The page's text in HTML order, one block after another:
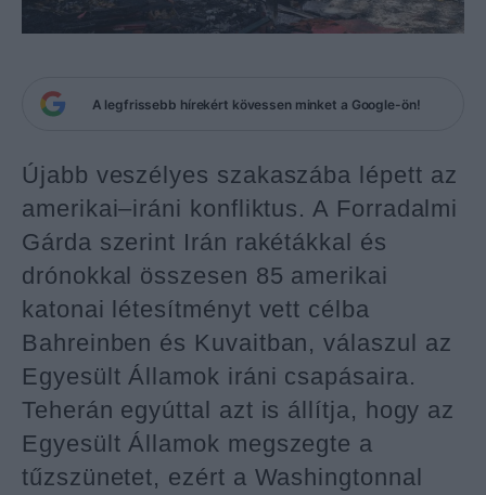
A legfrissebb hírekért kövessen minket a Google-ön!
Újabb veszélyes szakaszába lépett az
amerikai–iráni konfliktus. A Forradalmi
Gárda szerint Irán rakétákkal és
drónokkal összesen 85 amerikai
katonai létesítményt vett célba
Bahreinben és Kuvaitban, válaszul az
Egyesült Államok iráni csapásaira.
Teherán egyúttal azt is állítja, hogy az
Egyesült Államok megszegte a
tűzszünetet, ezért a Washingtonnal